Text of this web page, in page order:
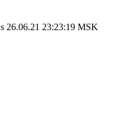
26.06.21 23:23:19 MSK